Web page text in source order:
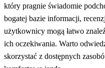
który pragnie świadomie
bogatej bazie informacji,
użytkownicy mogą łatwo
ich oczekiwania. Warto
skorzystać z dostępnych